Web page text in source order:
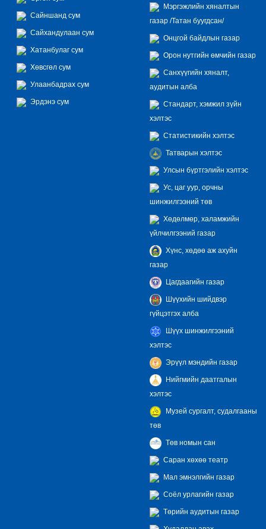
Сайншанд сум
Сайхандулаан сум
Хатанбулаг сум
Хөвсгөл сум
Улаанбадрах сум
Эрдэнэ сум
Мэргэжлийн хяналтын
газар /Татан буугдсан/
Онцгой байдлын газар
Орон нутгийн өмчийн газар
Санхүүгийн хяналт,
аудитын алба
Стандарт, хэмжил зүйн
хэлтэс
Статистикийн хэлтэс
Татварын хэлтэс
Улсын бүртгэлийн хэлтэс
Ус, цаг уур, орчны
шинжилгээний төв
Хөдөлмөр, халамжийн
үйлчилгээний газар
Хүнс, хөдөө аж ахуйн
газар
Цагдаагийн газар
Шүүхийн шийдвэр
гүйцэтгэх алба
Шүүх шинжилгээний
хэлтэс
Эрүүл мэндийн газар
Нийгмийн даатгалын
хэлтэс
Музей сургалт, судалгааны
төв
Төв номын сан
Саран хөхөө театр
Мал эмнэлгийн газар
Соёл урлагийн газар
Төрийн аудитын газар